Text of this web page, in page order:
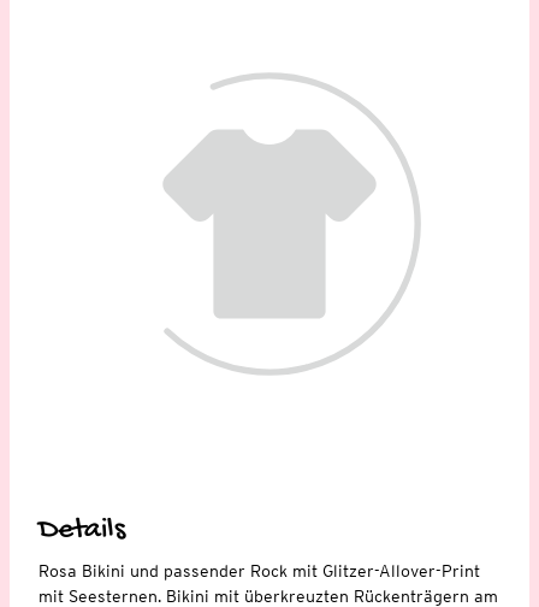
Details
Rosa Bikini und passender Rock mit Glitzer-Allover-Print
mit Seesternen. Bikini mit überkreuzten Rückenträgern am